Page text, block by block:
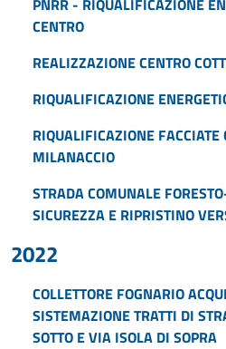
PNRR - RIQUALIFICAZIONE
CENTRO
REALIZZAZIONE CENTRO
RIQUALIFICAZIONE
RIQUALIFICAZIONE FACCIATE
MILANACCIO
STRADA COMUNALE
SICUREZZA E RIPRISTINO
2022
COLLETTORE FOGNARIO
SISTEMAZIONE TRATTI DI
SOTTO E VIA ISOLA DI SOPRA